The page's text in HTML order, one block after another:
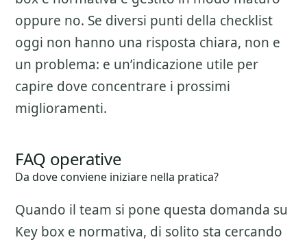
oppure no. Se diversi punti della checklist
oggi non hanno una risposta chiara, non e
un problema: e un’indicazione utile per
capire dove concentrare i prossimi
miglioramenti.
FAQ operative
Da dove conviene iniziare nella pratica?
Quando il team si pone questa domanda su
Key box e normativa, di solito sta cercando